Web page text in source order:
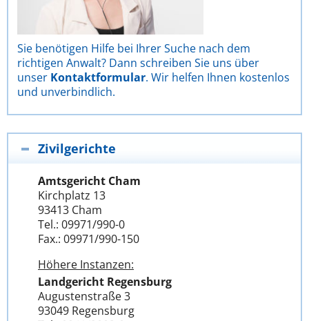
Sie benötigen Hilfe bei Ihrer Suche nach dem
richtigen Anwalt? Dann schreiben Sie uns über
unser Kontaktformular. Wir helfen Ihnen kostenlos
und unverbindlich.
Zivilgerichte
Amtsgericht Cham
Kirchplatz 13
93413 Cham
Tel.: 09971/990-0
Fax.: 09971/990-150
Höhere Instanzen:
Landgericht Regensburg
Augustenstraße 3
93049 Regensburg